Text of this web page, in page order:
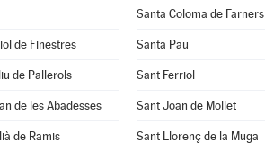
Santa Coloma de Farners
de Finestres Santa Pau
de Pallerols Sant Ferriol
de les Abadesses Sant Joan de Mollet
de Ramis Sant Llorenç de la Muga